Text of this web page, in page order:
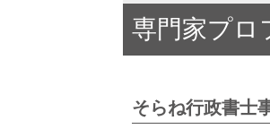
専門家プロ
そらね行政書士